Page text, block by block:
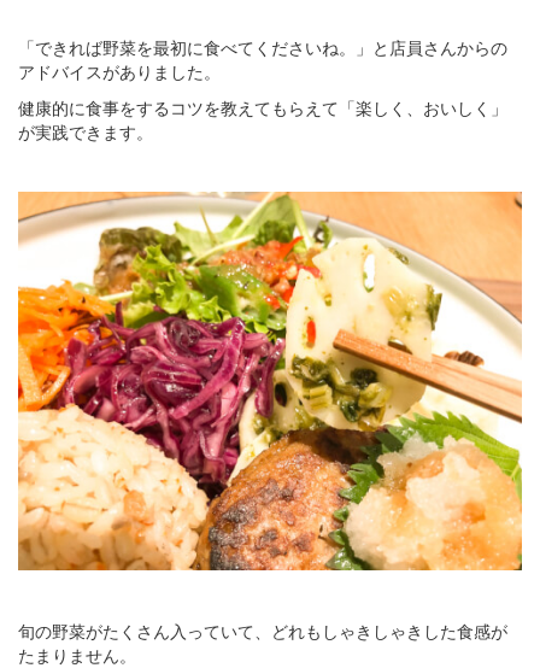
「できれば野菜を最初に食べてくださいね。」と店員さんからの
アドバイスがありました。
健康的に食事をするコツを教えてもらえて「楽しく、おいしく」
が実践できます。
旬の野菜がたくさん入っていて、どれもしゃきしゃきした食感が
たまりません。